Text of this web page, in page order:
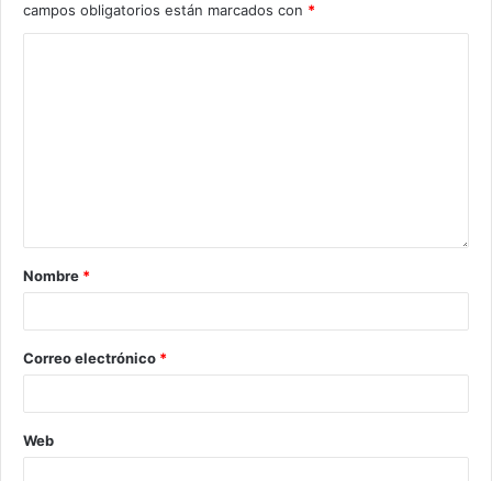
campos obligatorios están marcados con *
Nombre *
Correo electrónico *
Web